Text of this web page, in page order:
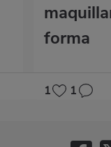
forma
1 1